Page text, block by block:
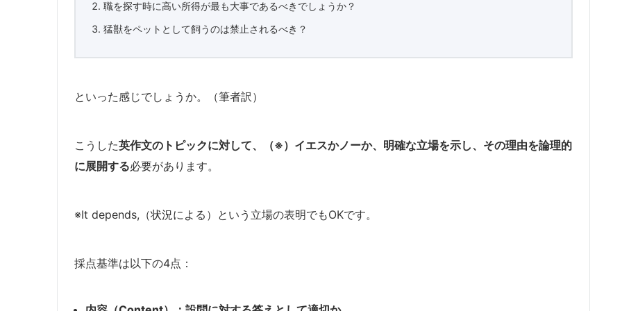
職を探す時に高い所得が最も大事であるべきでしょうか？
猛獣をペットとして飼うのは禁止されるべき？
といった感じでしょうか。（筆者訳）
こうした英作文のトピックに対して、（※）イエスかノーか、明確な立場を示し、その理由を論理的
に展開する必要があります。
※It depends,（状況による）という立場の表明でもOKです。
採点基準は以下の4点：